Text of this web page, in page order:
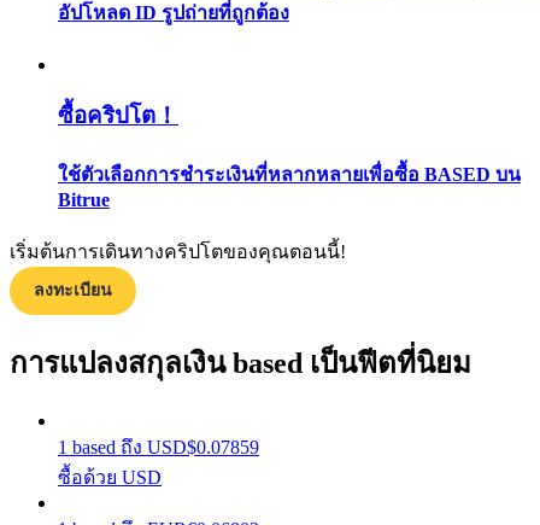
กลยุทธ์การซื้อขาย
ได้รับ
อัปโหลด ID รูปถ่ายที่ถูกต้อง
ซื้อคริปโต！
ใช้ตัวเลือกการชำระเงินที่หลากหลายเพื่อซื้อ BASED บน
Bitrue
เริ่มต้นการเดินทางคริปโตของคุณตอนนี้!
ลงทะเบียน
การแปลงสกุลเงิน based เป็นฟีตที่นิยม
1 based ถึง USD$0.07859
ซื้อด้วย USD